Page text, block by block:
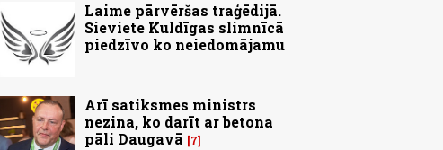
Laime pārvēršas traģēdijā.
Sieviete Kuldīgas slimnīcā
piedzīvo ko neiedomājamu
Arī satiksmes ministrs
nezina, ko darīt ar betona
pāli Daugavā
7